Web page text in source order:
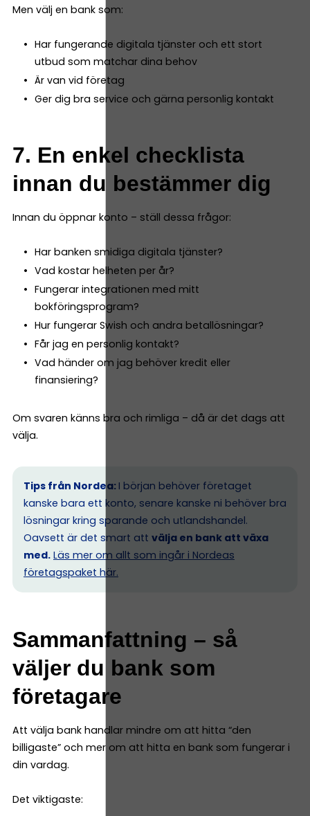
Men välj en bank som:
Har fungerande digitala tjänster och ett stort
utbud som matchar dina behov
Är van vid företag
Ger dig bra service och gärna personlig kontakt
7. En enkel checklista
innan du bestämmer dig
Innan du öppnar konto – ställ dessa frågor:
Har banken smidiga digitala tjänster?
Vad kostar helheten per år?
Fungerar integrationen med mitt
bokföringsprogram?
Hur fungerar Swish och andra betallösningar?
Får jag en personlig kontakt?
Vad händer om jag behöver kredit eller
finansiering?
Om svaren känns bra och rimliga – då är det dags att
välja.
Tips från Nordea: I början behöver företaget
kanske bara ett konto, senare kanske ni behöver bra
lösningar kring sparande och utlandshandel.
Oavsett är det smart att välja en bank att växa
med. Läs mer om allt som ingår i Nordeas
företagspaket här.
Sammanfattning – så
väljer du bank som
företagare
Att välja bank handlar mindre om att hitta “den
billigaste” och mer om att hitta en bank som fungerar i
din vardag.
Det viktigaste: